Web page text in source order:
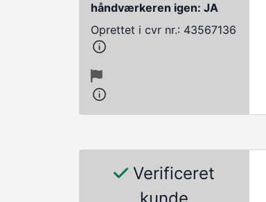
håndværkeren igen: JA
Oprettet i cvr nr.: 43567136
Verificeret